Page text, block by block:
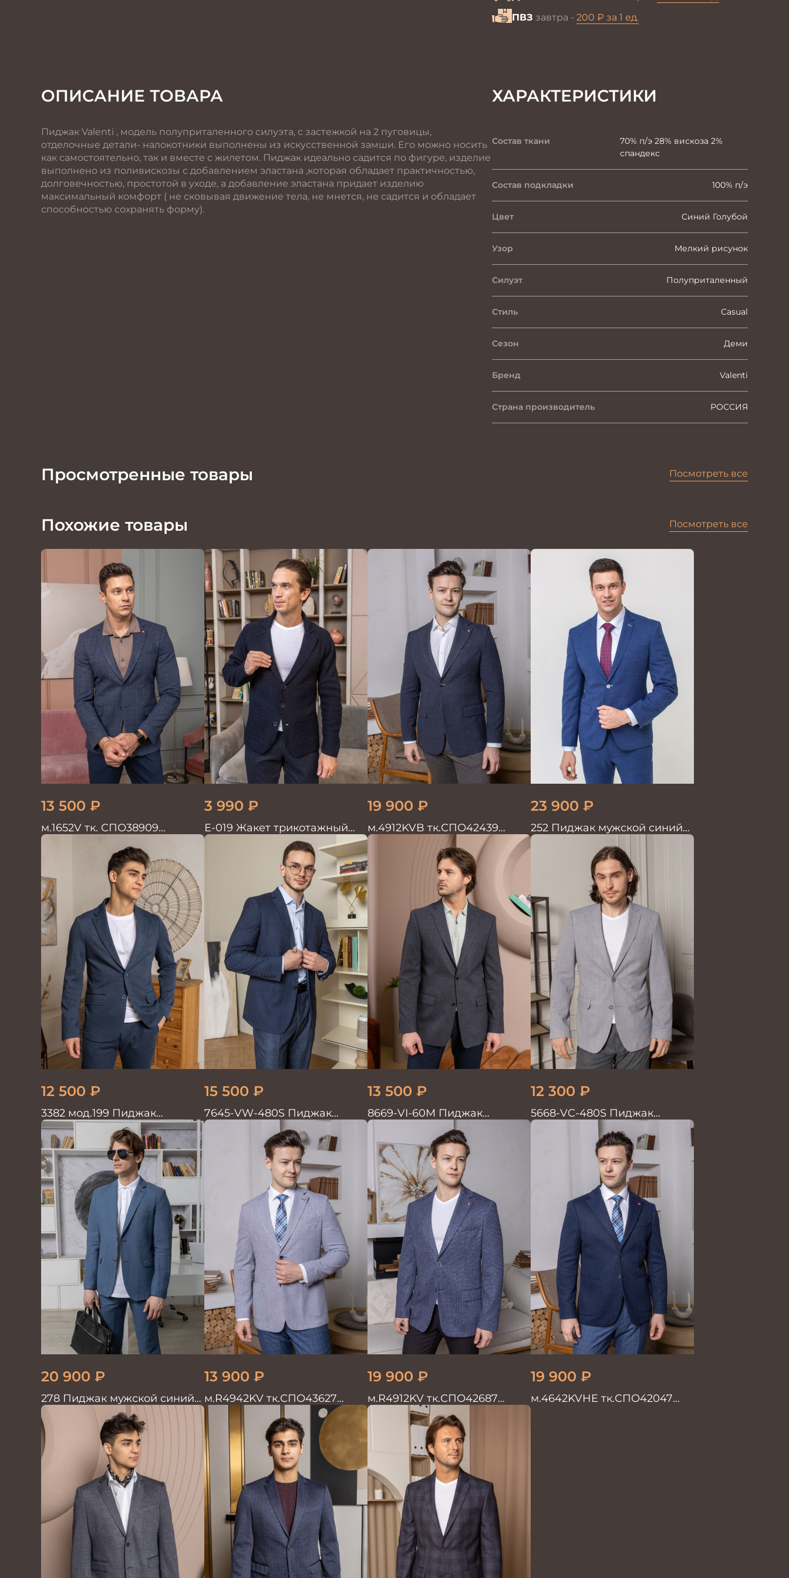
ПВЗ завтра - 200 ₽ за 1 ед.
ОПИСАНИЕ ТОВАРА
Пиджак Valenti , модель полуприталенного силуэта, с застежкой на 2 пуговицы,
отделочные детали- налокотники выполнены из искусственной замши. Его можно носить
как самостоятельно, так и вместе с жилетом. Пиджак идеально садится по фигуре, изделие
выполнено из поливискозы с добавлением эластана ,которая обладает практичностью,
долговечностью, простотой в уходе, а добавление эластана придает изделию
максимальный комфорт ( не сковывая движение тела, не мнется, не садится и обладает
способностью сохранять форму).
ХАРАКТЕРИСТИКИ
Состав ткани
70% п/э 28% вискоза 2%
спандекс
Состав подкладки 100% п/э
Цвет Синий Голубой
Узор Мелкий рисунок
Силуэт Полуприталенный
Стиль Casual
Сезон Деми
Бренд Valenti
Страна производитель РОССИЯ
Просмотренные товары Посмотреть все
Похожие товары Посмотреть все
13 500 ₽
м.1652V тк. СПО38909
Пиджак мужской
трикотажный
3 990 ₽
Е-019 Жакет трикотажный
т.синий
19 900 ₽
м.4912KVB тк.СПО42439
Пиджак мужской
23 900 ₽
252 Пиджак мужской синий
лен
12 500 ₽
3382 мод.199 Пиджак
мужской син.меланж
трикотаж
15 500 ₽
7645-VW-480S Пиджак
мужской трикотажный
13 500 ₽
8669-VI-60M Пиджак
мужской
12 300 ₽
5668-VC-480S Пиджак
мужской на п/п
20 900 ₽
278 Пиджак мужской синий
лен
13 900 ₽
м.R4942KV тк.СПО43627
Пиджак мужской на п/п
19 900 ₽
м.R4912KV тк.СПО42687
Пиджак мужской
19 900 ₽
м.4642KVHE тк.СПО42047